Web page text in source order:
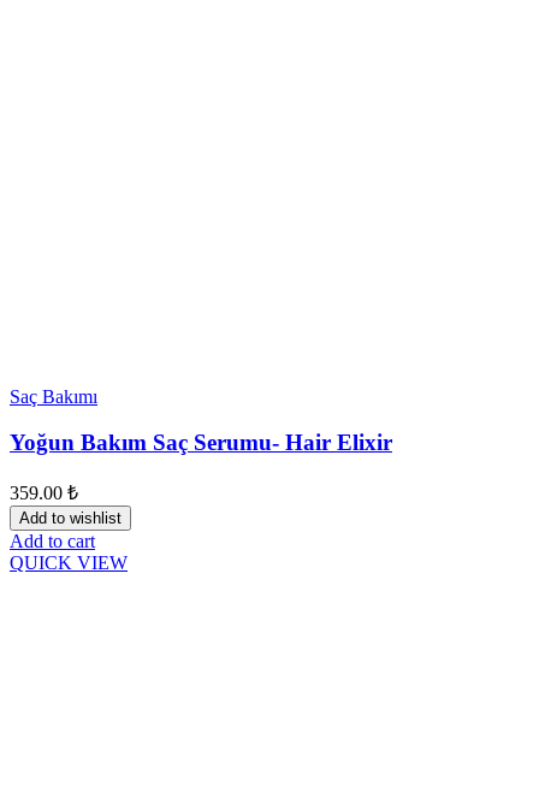
Saç Bakımı
Yoğun Bakım Saç Serumu- Hair Elixir
359.00 ₺
Add to wishlist
Add to cart
QUICK VIEW